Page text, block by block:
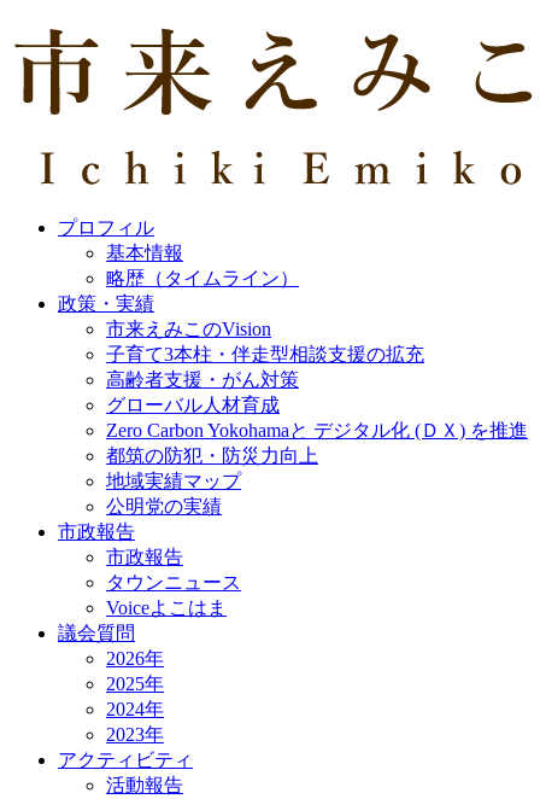
プロフィル
基本情報
略歴（タイムライン）
政策・実績
市来えみこのVision
子育て3本柱・伴走型相談支援の拡充
高齢者支援・がん対策
グローバル人材育成
Zero Carbon Yokohamaと デジタル化 (ＤＸ) を推進
都筑の防犯・防災力向上
地域実績マップ
公明党の実績
市政報告
市政報告
タウンニュース
Voiceよこはま
議会質問
2026年
2025年
2024年
2023年
アクティビティ
活動報告